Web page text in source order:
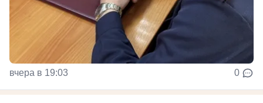
вчера в 19:03 0